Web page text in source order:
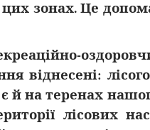
цих зонах. Це
віднесені:
й на теренах
лісових